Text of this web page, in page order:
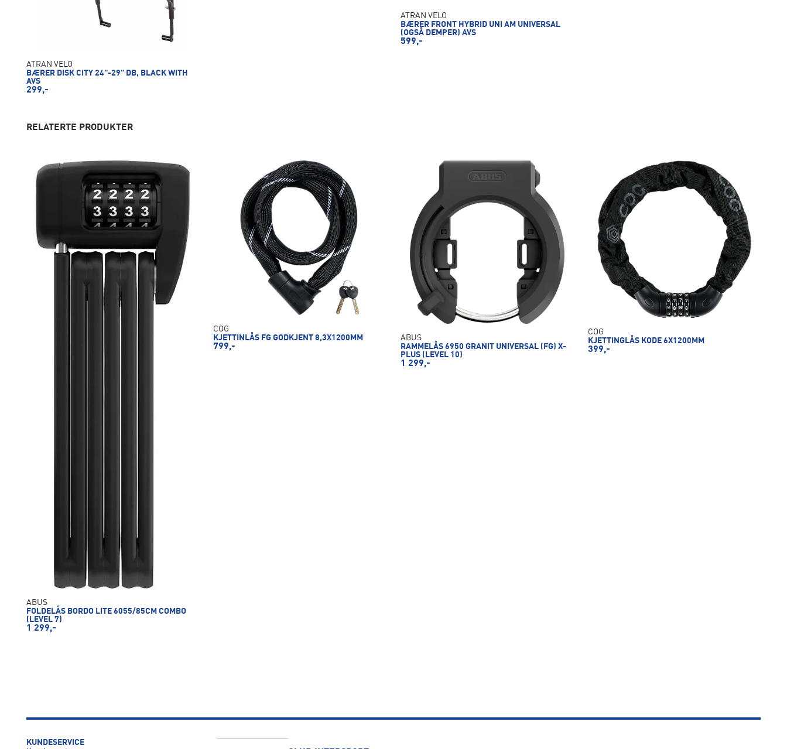
ATRAN VELO
BÆRER DISK CITY 24"-29" DB, BLACK WITH
AVS
299,-
ATRAN VELO
BÆRER FRONT HYBRID UNI AM UNIVERSAL
(OGSÅ DEMPER) AVS
599,-
RELATERTE PRODUKTER
ABUS
FOLDELÅS BORDO LITE 6055/85CM COMBO
(LEVEL 7)
1 299,-
COG
KJETTINLÅS FG GODKJENT 8,3X1200MM
799,-
ABUS
RAMMELÅS 6950 GRANIT UNIVERSAL (FG) X-
PLUS (LEVEL 10)
1 299,-
COG
KJETTINGLÅS KODE 6X1200MM
399,-
KUNDESERVICE